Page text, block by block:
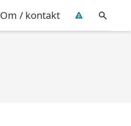
Om / kontakt